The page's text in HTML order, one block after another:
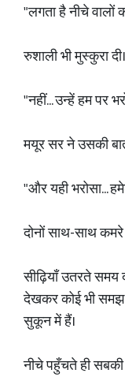
"लगता है नीचे वालों
रुशाली भी मुस्कुरा दी।
"नहीं... उन्हें हम पर
मयूर सर ने उसकी
"और यही भरोसा...
दोनों साथ-साथ
सीढ़ियाँ उतरते समय
देखकर कोई भी
सुकून में हैं।
नीचे पहुँचते ही